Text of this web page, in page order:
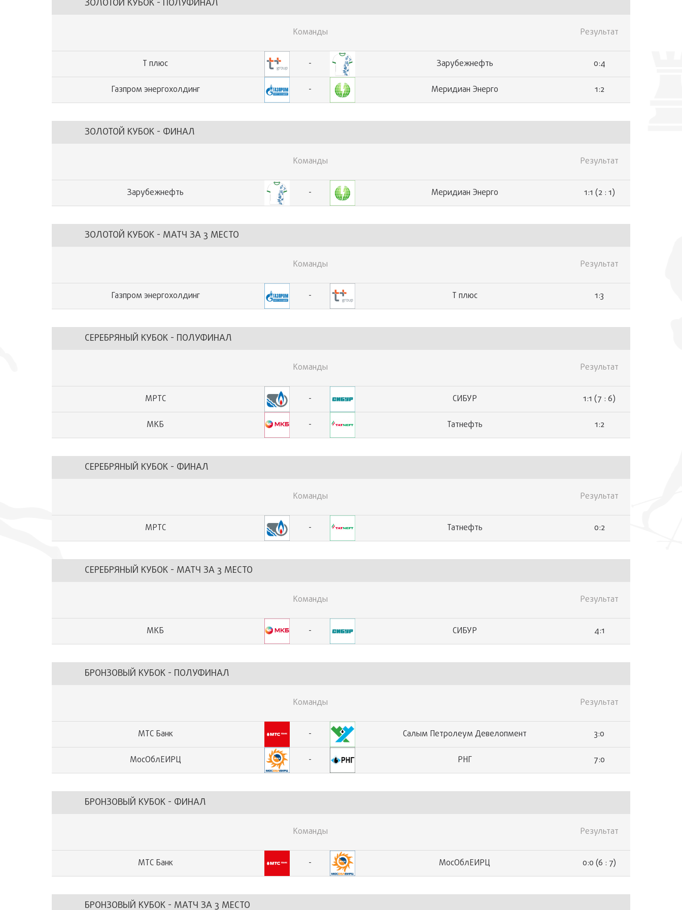
ЗОЛОТОЙ КУБОК - ПОЛУФИНАЛ
Команды Результат
Т плюс - Зарубежнефть 0:4
Газпром энергохолдинг - Меридиан Энерго 1:2
ЗОЛОТОЙ КУБОК - ФИНАЛ
Команды Результат
Зарубежнефть - Меридиан Энерго 1:1 (2 : 1)
ЗОЛОТОЙ КУБОК - МАТЧ ЗА 3 МЕСТО
Команды Результат
Газпром энергохолдинг - Т плюс 1:3
СЕРЕБРЯНЫЙ КУБОК - ПОЛУФИНАЛ
Команды Результат
МРТС - СИБУР 1:1 (7 : 6)
МКБ - Татнефть 1:2
СЕРЕБРЯНЫЙ КУБОК - ФИНАЛ
Команды Результат
МРТС - Татнефть 0:2
СЕРЕБРЯНЫЙ КУБОК - МАТЧ ЗА 3 МЕСТО
Команды Результат
МКБ - СИБУР 4:1
БРОНЗОВЫЙ КУБОК - ПОЛУФИНАЛ
Команды Результат
МТС Банк - Салым Петролеум Девелопмент 3:0
МосОблЕИРЦ - РНГ 7:0
БРОНЗОВЫЙ КУБОК - ФИНАЛ
Команды Результат
МТС Банк - МосОблЕИРЦ 0:0 (6 : 7)
БРОНЗОВЫЙ КУБОК - МАТЧ ЗА 3 МЕСТО